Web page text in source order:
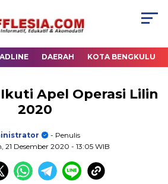
DAERAH KOTA BENGKULU
Apel Operasi Lilin
2020
- Penulis
21 Desember 2020 - 13:05 WIB